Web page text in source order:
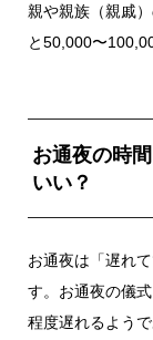
親や親族（親戚
と50,000〜
お通夜の時
いい？
お通夜は「遅れ
す。お通夜の儀
程度遅れるよう